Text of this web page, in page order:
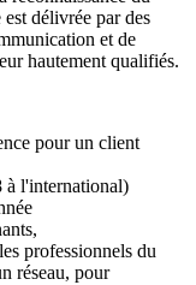
délivrée par des
et de
hautement qualifiés.
pour un client
à l'international)
professionnels du
réseau, pour